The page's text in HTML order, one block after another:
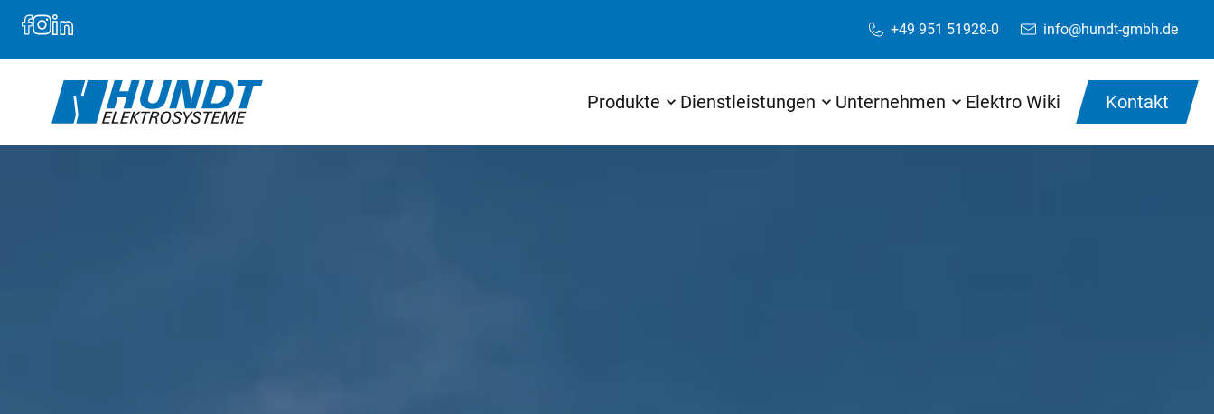
Anrufen
+49 951 51928-0
E-Mail schreiben
info@hundt-gmbh.de
Produkte Dienstleistungen Unternehmen Elektro Wiki Kontakt